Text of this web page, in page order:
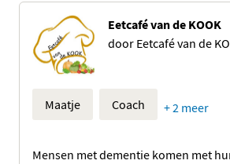
Eetcafé van de KOOK
door Eetcafé van de
Maatje Coach + 2 meer
Mensen met dementie komen met